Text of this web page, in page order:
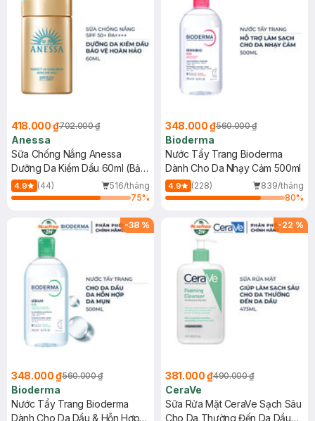
418.000 ₫702.000 ₫
Anessa
Sữa Chống Nắng Anessa
Dưỡng Da Kiềm Dầu 60ml (Bản
Mới)
4.9 (44)
516/tháng
75%
348.000 ₫560.000 ₫
Bioderma
Nước Tẩy Trang Bioderma
Dành Cho Da Nhạy Cảm 500ml
4.9 (228)
839/tháng
80%
-38 %
348.000 ₫560.000 ₫
Bioderma
Nước Tẩy Trang Bioderma
Dành Cho Da Dầu & Hỗn Hợp
-22 %
381.000 ₫490.000 ₫
CeraVe
Sữa Rửa Mặt CeraVe Sạch Sâu
Cho Da Thường Đến Da Dầu